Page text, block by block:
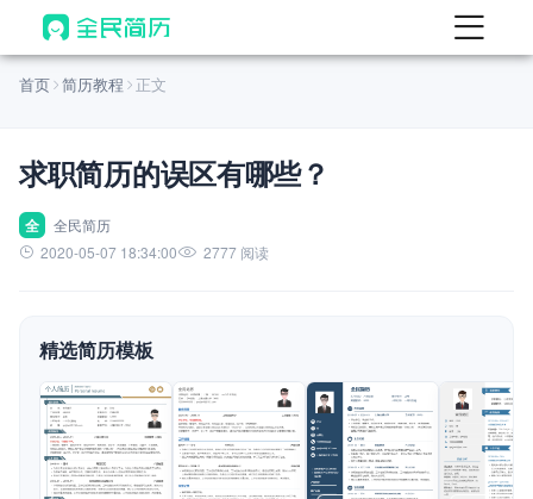
首页
AI 生成简历
AI 优化简历
AI 翻译简历
AI 模拟面试
面试自我介绍
AI 职场工具 New
简历模板
首页 简历教程 正文
求职简历的误区有哪些？
全
全民简历
2020-05-07 18:34:00
2777 阅读
精选简历模板